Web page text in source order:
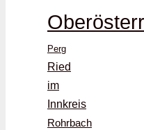
Perg
Ried
im
Innkreis
Rohrbach